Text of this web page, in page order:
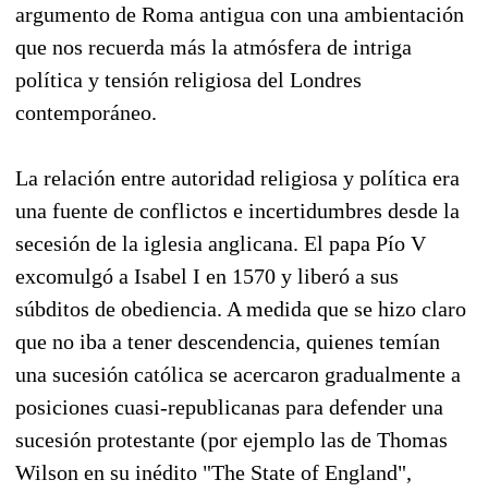
argumento de Roma antigua con una ambientación
que nos recuerda más la atmósfera de intriga
política y tensión religiosa del Londres
contemporáneo.
La relación entre autoridad religiosa y política era
una fuente de conflictos e incertidumbres desde la
secesión de la iglesia anglicana. El papa Pío V
excomulgó a Isabel I en 1570 y liberó a sus
súbditos de obediencia. A medida que se hizo claro
que no iba a tener descendencia, quienes temían
una sucesión católica se acercaron gradualmente a
posiciones cuasi-republicanas para defender una
sucesión protestante (por ejemplo las de Thomas
Wilson en su inédito "The State of England",